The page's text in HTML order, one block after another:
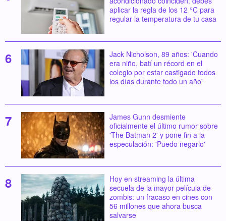
aplicar la regla de los 12 °C para
regular la temperatura de tu casa
Jack Nicholson, 89 años: 'Cuando
era niño, batí un récord en el
colegio por estar castigado todos
los días durante todo un año'
James Gunn desmiente
oficialmente el último rumor sobre
'The Batman 2' y pone fin a la
especulación: 'Puedo negarlo'
Hoy en streaming la última
secuela de la mayor película de
zombis: un fracaso en cines con
56 millones que ahora busca
salvarse